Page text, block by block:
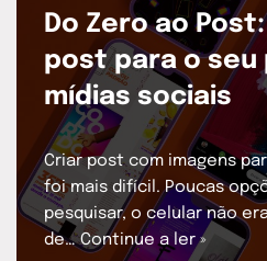
Do Zero ao
post para o seu
mídias sociais
Criar post com imagens
foi mais difícil. Poucas
pesquisar, o celular não
de…Continue a ler »